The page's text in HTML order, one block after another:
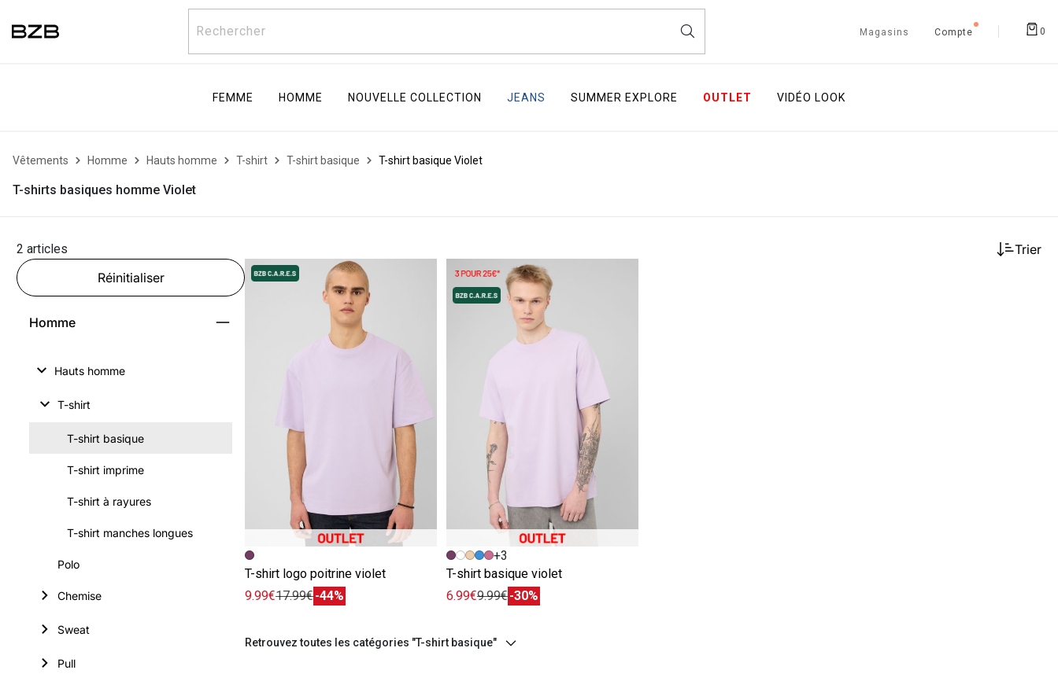
Rechercher Magasins Compte 0
FEMME HOMME NOUVELLE COLLECTION JEANS SUMMER EXPLORE OUTLET VIDÉO LOOK
Vêtements Homme Hauts homme T-shirt T-shirt basique T-shirt basique Violet
T-shirts basiques homme Violet
2 articles
Trier
Réinitialiser
Homme
Hauts homme
T-shirt
T-shirt basique
T-shirt imprime
T-shirt à rayures
T-shirt manches longues
Polo
Chemise
Sweat
Pull
Image précédente
Image suivante
T-shirt logo poitrine violet
9.99€17.99€-44%
Image précédente
Image suivante
+3
T-shirt basique violet
6.99€9.99€-30%
Retrouvez toutes les catégories "T-shirt basique"